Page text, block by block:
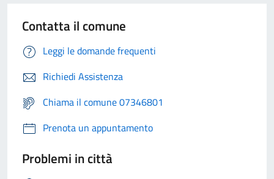
Contatta il comune
Leggi le domande frequenti
Richiedi Assistenza
Chiama il comune 07346801
Prenota un appuntamento
Problemi in città